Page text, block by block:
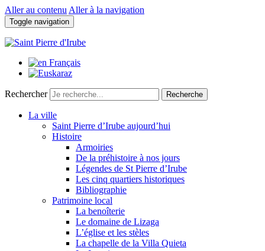
Aller au contenu Aller à la navigation
Toggle navigation
Rechercher Recherche
La ville
Saint Pierre d’Irube aujourd’hui
Histoire
Armoiries
De la préhistoire à nos jours
Légendes de St Pierre d’Irube
Les cinq quartiers historiques
Bibliographie
Patrimoine local
La benoîterie
Le domaine de Lizaga
L’église et les stèles
La chapelle de la Villa Quieta